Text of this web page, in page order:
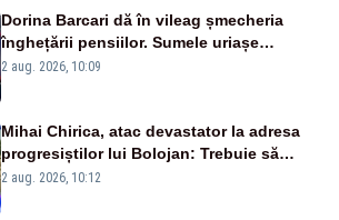
Dorina Barcari dă în vileag șmecheria
înghețării pensiilor. Sumele uriașe
pierdute de fiecare român
2 aug. 2026, 10:09
Mihai Chirica, atac devastator la adresa
progresiștilor lui Bolojan: Trebuie să
protejăm și natura, dar nu șținem omaneii
2 aug. 2026, 10:12